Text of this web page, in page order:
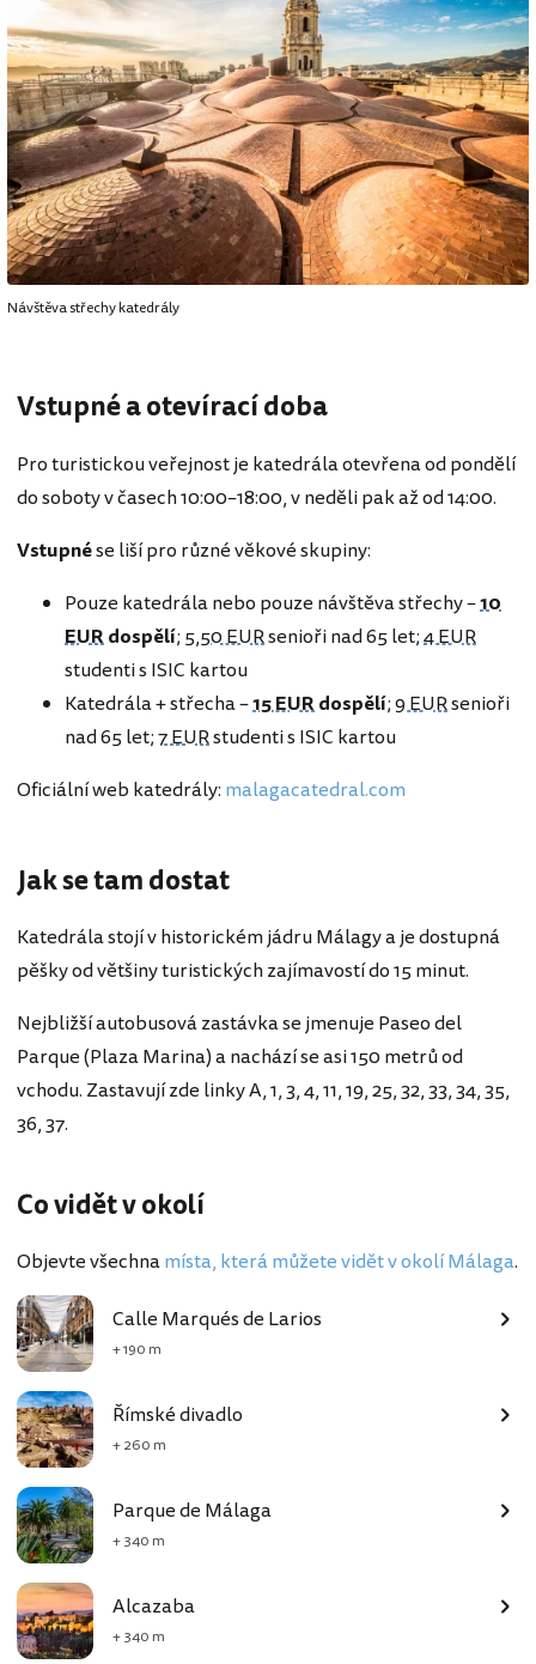
Návštěva střechy katedrály
Vstupné a otevírací doba
Pro turistickou veřejnost je katedrála otevřena od pondělí
do soboty v časech 10:00–18:00, v neděli pak až od 14:00.
Vstupnése liší pro různé věkové skupiny:
Pouze katedrála nebo pouze návštěva střechy –10
EURdospělí; 5,50 EURsenioři nad 65 let;4 EUR
studenti s ISIC kartou
Katedrála + střecha –15 EURdospělí;9 EURsenioři
nad 65 let;7 EURstudenti s ISIC kartou
Oficiální web katedrály: malagacatedral.com
Jak se tam dostat
Katedrála stojí v historickém jádru Málagy a je dostupná
pěšky od většiny turistických zajímavostí do 15 minut.
Nejbližší autobusová zastávka se jmenuje Paseo del
Parque (Plaza Marina) a nachází se asi 150 metrů od
vchodu. Zastavují zde linky A, 1, 3, 4, 11, 19, 25, 32, 33, 34, 35,
36, 37.
Co vidět v okolí
Objevte všechnamísta, která můžete vidět v okolí Málaga.
Calle Marqués de Larios
+ 190 m
Římské divadlo
+ 260 m
Parque de Málaga
+ 340 m
Alcazaba
+ 340 m